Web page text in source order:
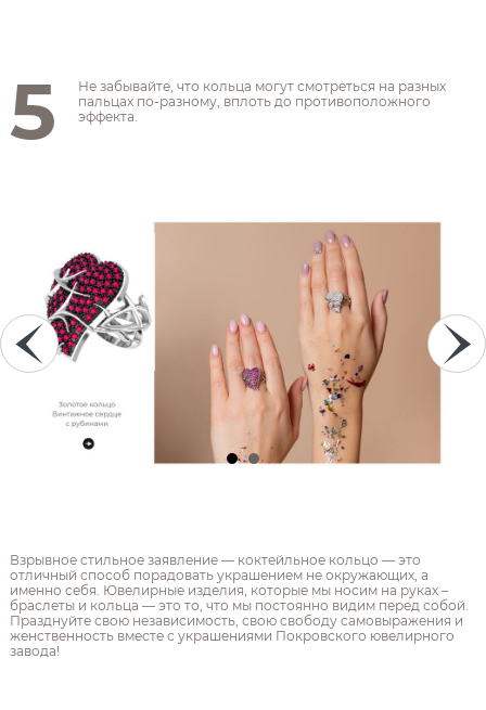
5
Не забывайте, что кольца могут смотреться на разных
пальцах по-разному, вплоть до противоположного
эффекта.
Взрывное стильное заявление — коктейльное кольцо — это
отличный способ порадовать украшением не окружающих, а
именно себя. Ювелирные изделия, которые мы носим на руках –
браслеты и кольца — это то, что мы постоянно видим перед собой.
Празднуйте свою независимость, свою свободу самовыражения и
женственность вместе с украшениями Покровского ювелирного
завода!